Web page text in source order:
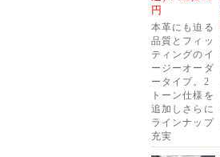
円
本革にも迫る
品質とフィッ
ティングのイ
ージーオーダ
ータイプ。2
トーン仕様を
追加しさらに
ラインナップ
充実